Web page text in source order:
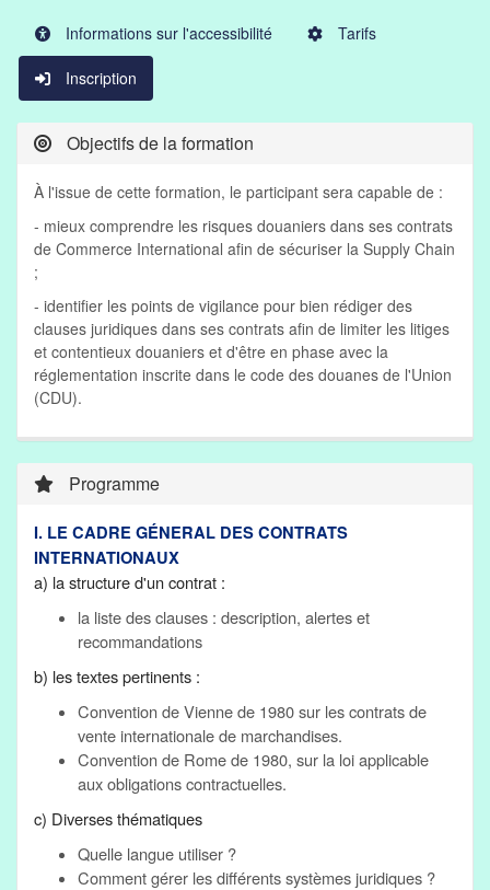
Informations sur l'accessibilité Tarifs
Inscription
Objectifs de la formation
À l'issue de cette formation, le participant sera capable de :
- mieux comprendre les risques douaniers dans ses contrats
de Commerce International afin de sécuriser la Supply Chain
;
- identifier les points de vigilance pour bien rédiger des
clauses juridiques dans ses contrats afin de limiter les litiges
et contentieux douaniers et d'être en phase avec la
réglementation inscrite dans le code des douanes de l'Union
(CDU).
Programme
I. LE CADRE GÉNERAL DES CONTRATS
INTERNATIONAUX
a) la structure d'un contrat :
la liste des clauses : description, alertes et
recommandations
b) les textes pertinents :
Convention de Vienne de 1980 sur les contrats de
vente internationale de marchandises.
Convention de Rome de 1980, sur la loi applicable
aux obligations contractuelles.
c) Diverses thématiques
Quelle langue utiliser ?
Comment gérer les différents systèmes juridiques ?